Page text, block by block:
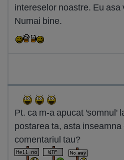
intereselor noastre. Eu asa
Numai bine.
Pt. ca m-a apucat 'somnul'
postarea ta, asta
comentariul tau?